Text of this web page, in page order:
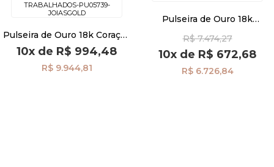
Pulseira de Ouro 18k Coração
Liso Circulos Trabalhados
pu05739
10x de R$ 994,48
R$ 9.944,81
Pulseira de Ouro 18k
20cm pu05690
R$ 7.474,27
10x de R$ 672,68
R$ 6.726,84
Pingentes